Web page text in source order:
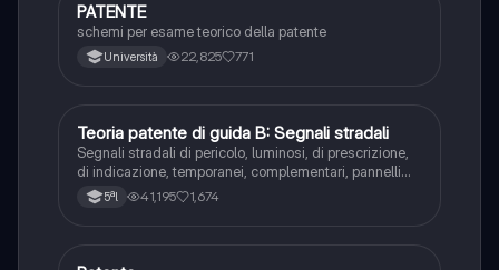
Altro
PATENTE
schemi per esame teorico della patente
Università 22,825 771
Ed. civ.
Teoria patente di guida B: Segnali stradali
Segnali stradali di pericolo, luminosi, di prescrizione,
di indicazione, temporanei, complementari, pannelli
integrativi, segnaletica orizzontale, segnalazioni
agenti del traffico, distanza di visibilità per l‘arresto,
5ªl 41,195 1,674